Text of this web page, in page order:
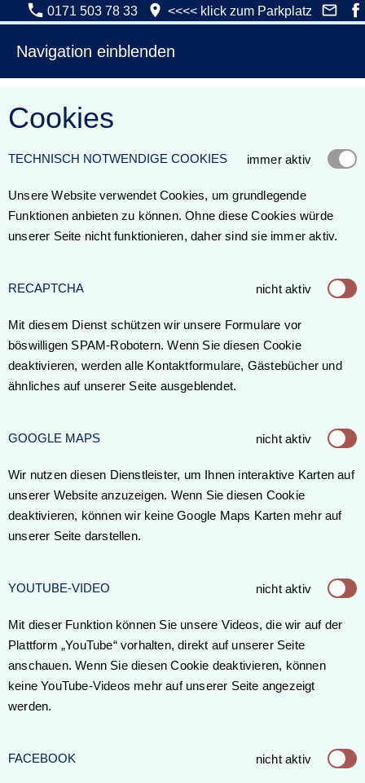
0171 503 78 33 <<<< klick zum Parkplatz
Navigation einblenden
Cookies
TECHNISCH NOTWENDIGE COOKIES immer aktiv
Unsere Website verwendet Cookies, um grundlegende
Funktionen anbieten zu können. Ohne diese Cookies würde
unserer Seite nicht funktionieren, daher sind sie immer aktiv.
RECAPTCHA nicht aktiv
Mit diesem Dienst schützen wir unsere Formulare vor
böswilligen SPAM-Robotern. Wenn Sie diesen Cookie
deaktivieren, werden alle Kontaktformulare, Gästebücher und
ähnliches auf unserer Seite ausgeblendet.
GOOGLE MAPS nicht aktiv
Wir nutzen diesen Dienstleister, um Ihnen interaktive Karten auf
unserer Website anzuzeigen. Wenn Sie diesen Cookie
deaktivieren, können wir keine Google Maps Karten mehr auf
unserer Seite darstellen.
YOUTUBE-VIDEO nicht aktiv
Mit dieser Funktion können Sie unsere Videos, die wir auf der
Plattform „YouTube“ vorhalten, direkt auf unserer Seite
anschauen. Wenn Sie diesen Cookie deaktivieren, können
keine YouTube-Videos mehr auf unserer Seite angezeigt
werden.
FACEBOOK nicht aktiv